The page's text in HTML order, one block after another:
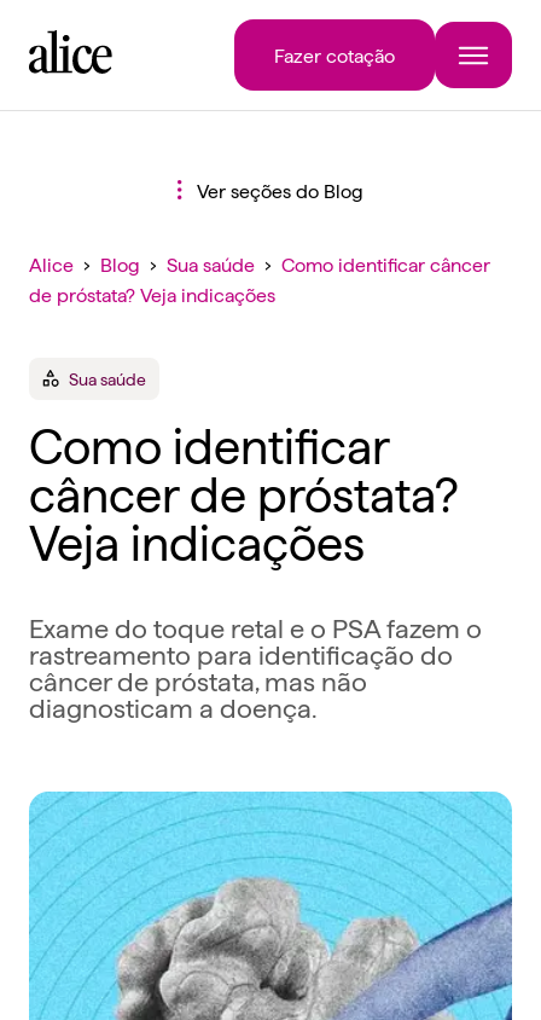
Fazer cotação
Ver seções do Blog
Alice › Blog › Sua saúde › Como identificar câncer
de próstata? Veja indicações
Sua saúde
Como identificar
câncer de próstata?
Veja indicações
Exame do toque retal e o PSA fazem o
rastreamento para identificação do
câncer de próstata, mas não
diagnosticam a doença.